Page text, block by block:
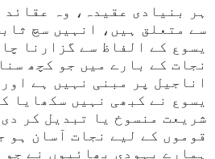
ہر بنیادی عقیدہ، وہ
سے متعلق ہیں، انہیں سچ
یسوع کے الفاظ سے گزارنا
نجات کے بارے میں جو کچھ
اناجیل پر مبنی نہیں ہے
یسوع نے کبھی نہیں سکھایا
شریعت منسوخ یا تبدیل کر
قوموں کے لیے نجات آسان ہو
ہمارے یہودی بھائیوں نے